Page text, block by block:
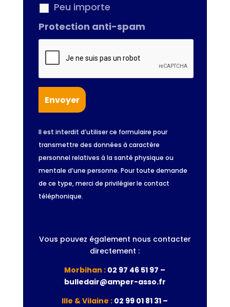
Peu importe
Protection anti-spam
Il est interdit d’utiliser ce formulaire pour
transmettre des données à caractère
personnel relatives à la santé physique ou
mentale d’une personne. Pour toute demande
de ce type, merci de privilégier le contact
téléphonique.
Vous pouvez également nous contacter
directement :
Morbihan : 02 97 46 51 97 –
bulledair@amper-asso.fr
Ille & Vilaine : 02 99 01 81 31 –